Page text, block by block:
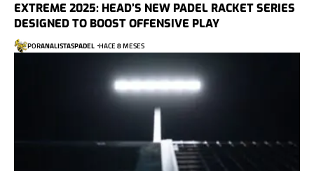
EXTREME 2025: HEAD’S NEW PADEL RACKET SERIES
DESIGNED TO BOOST OFFENSIVE PLAY
PORANALISTASPADEL HACE 8 MESES